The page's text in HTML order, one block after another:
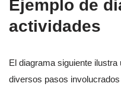
Ejemplo de
actividades
El diagrama siguiente ilustra
diversos pasos